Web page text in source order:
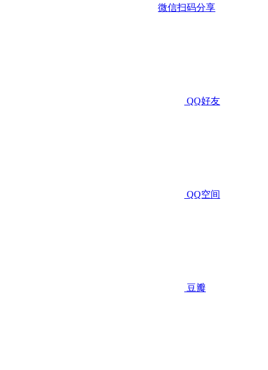
微信扫码分享
QQ好友
QQ空间
豆瓣